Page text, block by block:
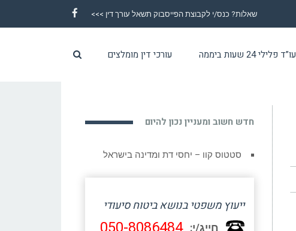
שאלות? כנס/י לקבוצת הפייסבוק תשאל עורך דין >>>
Facebook
עו”ד פלילי 24 שעות ביממה עורכי דין מומלצים
חדש חשוב ומעניין נכון להיום
סטטוס קוו – יחסי דת ומדינה בישראל
ייעוץ משפטי בנושא ביטוח סיעודי
חייג/י: 050-8086484